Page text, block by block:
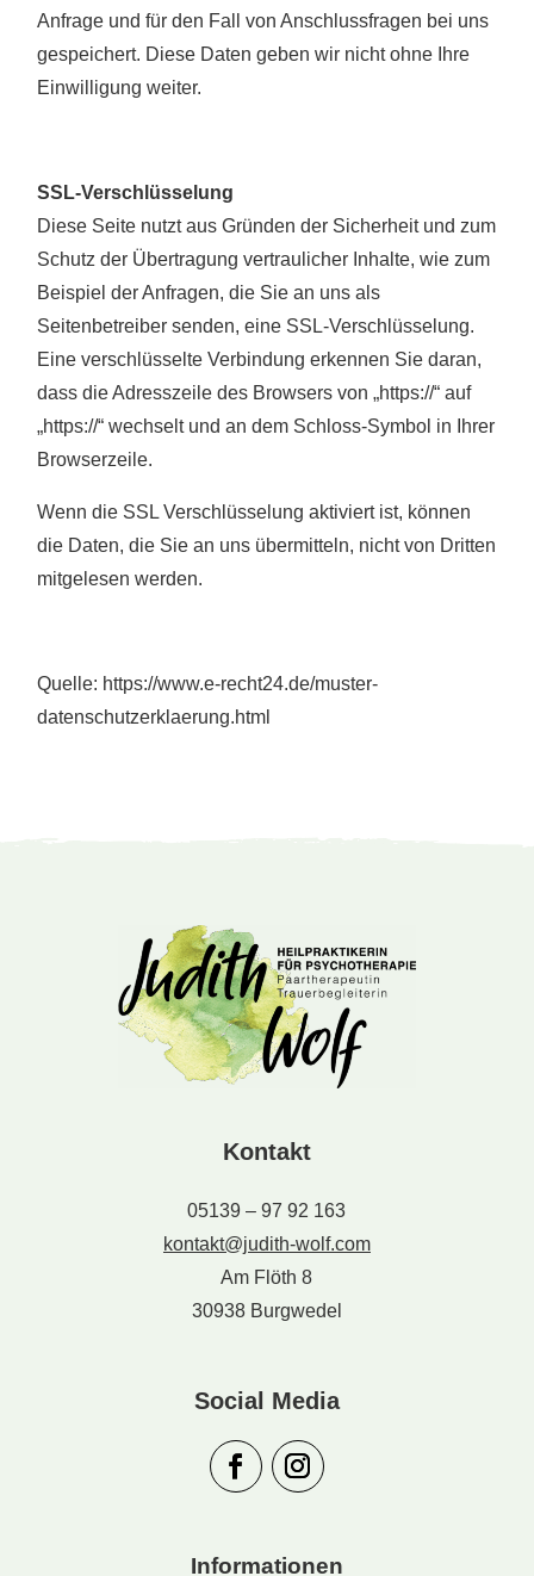
Anfrage und für den Fall von Anschlussfragen bei uns
gespeichert. Diese Daten geben wir nicht ohne Ihre
Einwilligung weiter.
SSL-Verschlüsselung
Diese Seite nutzt aus Gründen der Sicherheit und zum
Schutz der Übertragung vertraulicher Inhalte, wie zum
Beispiel der Anfragen, die Sie an uns als
Seitenbetreiber senden, eine SSL-Verschlüsselung.
Eine verschlüsselte Verbindung erkennen Sie daran,
dass die Adresszeile des Browsers von „https://“ auf
„https://“ wechselt und an dem Schloss-Symbol in Ihrer
Browserzeile.
Wenn die SSL Verschlüsselung aktiviert ist, können
die Daten, die Sie an uns übermitteln, nicht von Dritten
mitgelesen werden.
Quelle: https://www.e-recht24.de/muster-
datenschutzerklaerung.html
Kontakt
05139 – 97 92 163
kontakt@judith-wolf.com
Am Flöth 8
30938 Burgwedel
Social Media
Informationen